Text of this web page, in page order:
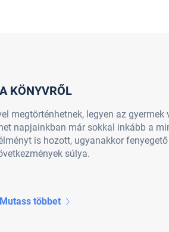
A KÖNYVRŐL
megtörténhetnek, legyen az
napjainkban már sokkal inkább a
is hozott, ugyanakkor
súlya.
Mutass többet